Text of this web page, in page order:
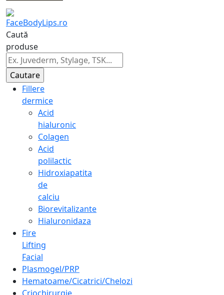
Caută
produse
Fillere
dermice
Acid
hialuronic
Colagen
Acid
polilactic
Hidroxiapatita
de
calciu
Biorevitalizante
Hialuronidaza
Fire
Lifting
Facial
Plasmogel/PRP
Hematoame/Cicatrici/Chelozi